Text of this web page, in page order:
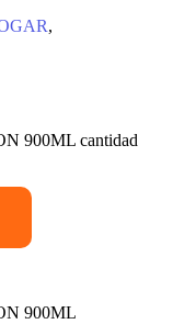
,
900ML cantidad
900ML